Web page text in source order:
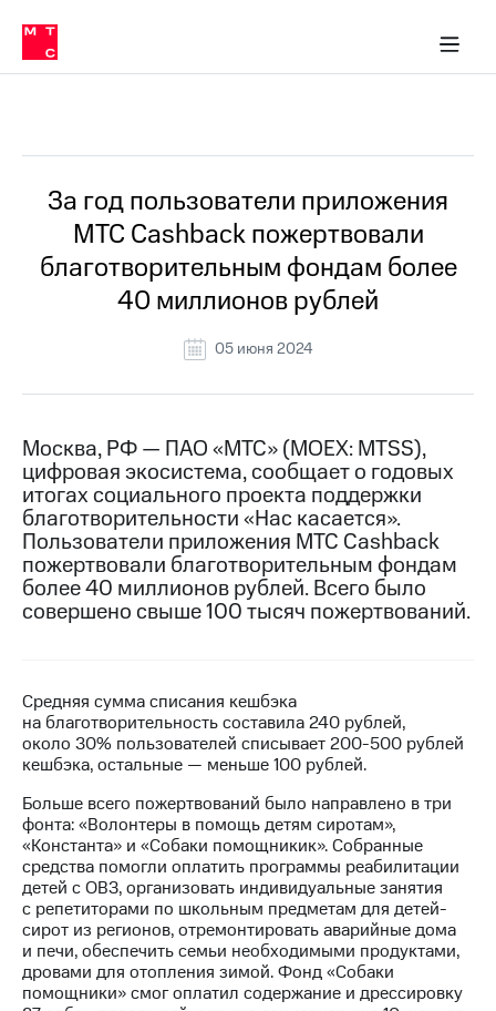
Медиа-центр
и акционерам
Устойчивое развитие
Комплаенс и деловая этика
компании
Карьера
История
компании
Руководство
региона
информация
Медиа-центр
Пресс-
релизы
МТС
о технологиях
Достижения
отчетность
Контакты
спикера
и акционерам
Корпоративное
управление
Корпоративный
секретарь
Раскрытие
информации
в МТС
Пресс-
релизы
МТС
о технологиях
За год пользователи приложения
МТС Cashback пожертвовали
благотворительным фондам более
40 миллионов рублей
05 июня 2024
Москва, РФ — ПАО «МТС» (MOEX: MTSS),
цифровая экосистема, сообщает о годовых
итогах социального проекта поддержки
благотворительности «Нас касается».
Пользователи приложения МТС Cashback
пожертвовали благотворительным фондам
более 40 миллионов рублей. Всего было
совершено свыше 100 тысяч пожертвований.
Средняя сумма списания кешбэка
на благотворительность составила 240 рублей,
около 30% пользователей списывает 200-500 рублей
кешбэка, остальные — меньше 100 рублей.
Больше всего пожертвований было направлено в три
фонта: «Волонтеры в помощь детям сиротам»,
«Константа» и «Собаки помощникик». Собранные
средства помогли оплатить программы реабилитации
детей с ОВЗ, организовать индивидуальные занятия
с репетиторами по школьным предметам для детей-
сирот из регионов, отремонтировать аварийные дома
и печи, обеспечить семьи необходимыми продуктами,
дровами для отопления зимой. Фонд «Собаки
помощники» смог оплатил содержание и дрессировку